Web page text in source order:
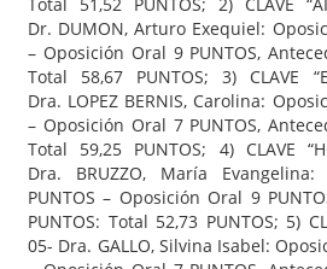
Dr. DUMON, Arturo Exequiel:
– Oposición Oral 9 PUNTOS,
Total 58,67 PUNTOS; 3) CLAVE
Dra. LOPEZ BERNIS, Carolina:
– Oposición Oral 7 PUNTOS,
Total 59,25 PUNTOS; 4) CLAVE
Dra. BRUZZO, María
PUNTOS – Oposición Oral 9
PUNTOS: Total 52,73 PUNTOS; 5)
05- Dra. GALLO, Silvina Isabel: